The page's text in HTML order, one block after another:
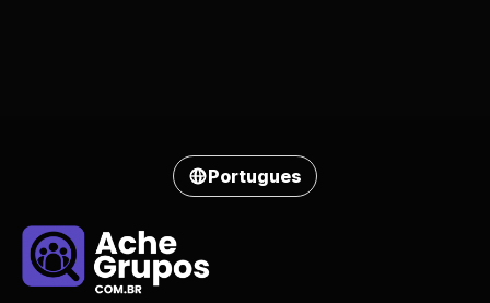
Portugues